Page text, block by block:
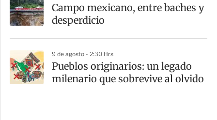
Campo mexicano, entre baches y
desperdicio
9 de agosto - 2:30 Hrs
Pueblos originarios: un legado
milenario que sobrevive al olvido